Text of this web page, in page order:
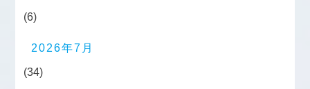
(6)
2026年7月
(34)